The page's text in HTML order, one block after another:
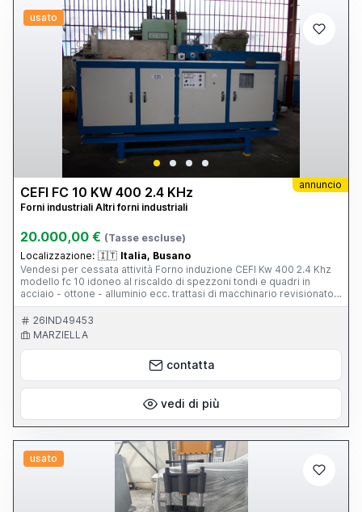
usato
annuncio
CEFI FC 10 KW 400 2.4 KHz
Forni industriali Altri forni industriali
20.000,00 € (Tasse escluse)
Localizzazione: 🇮🇹 Italia, Busano
Vendesi per cessata attività Forno induzione CEFI Kw 400 2.4 Khz
modello fc 10 idoneo al riscaldo di spezzoni tondi e quadri in
acciaio - ottone - alluminio ecc. trattasi di macchinario revisionato
meccanicamente e riverniciato prima della consegna verrà
effettuato un controllo da parte di Tecnico specializzato.
26IND49453
MARZIELLA
contatta
vedi di più
usato